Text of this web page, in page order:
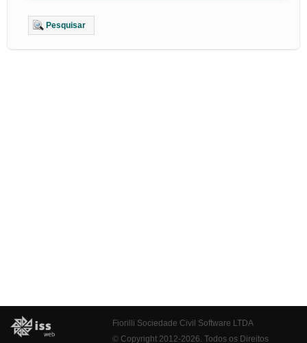
Pesquisar
Fiorilli Sociedade Civil Software LTDA
© Copyright 2012-2026. Todos os Direitos